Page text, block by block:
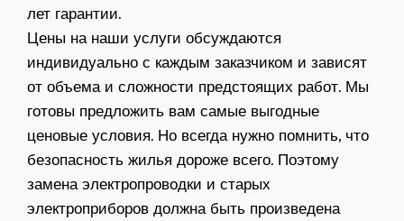
лет гарантии.
Цены на наши услуги обсуждаются
индивидуально с каждым заказчиком и зависят
от объема и сложности предстоящих работ. Мы
готовы предложить вам самые выгодные
ценовые условия. Но всегда нужно помнить, что
безопасность жилья дороже всего. Поэтому
замена электропроводки и старых
электроприборов должна быть произведена